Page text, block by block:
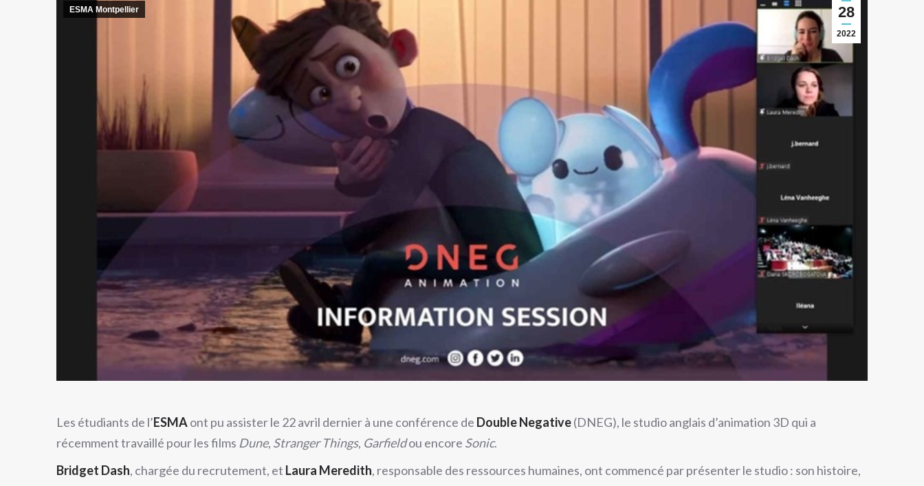
28
2022
ESMA Montpellier
Les étudiants de l’ESMAont pu assister le 22 avril dernier à une conférence de Double Negative(DNEG), le studio anglais d’animation 3D qui a
récemment travaillé pour les films Dune, Stranger Things, Garfieldou encore Sonic.
Bridget Dash, chargée du recrutement, et Laura Meredith, responsable des ressources humaines, ont commencé par présenter le studio : son histoire,